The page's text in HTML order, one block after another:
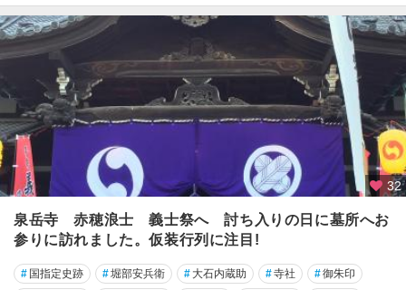
32
泉岳寺 赤穂浪士 義士祭へ 討ち入りの日に墓所へお
参りに訪れました。仮装行列に注目!
# 国指定史跡 #堀部安兵衛 # 大石内蔵助 #寺社 #御朱印